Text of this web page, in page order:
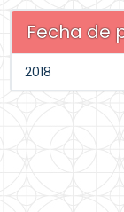
Fecha de
2018